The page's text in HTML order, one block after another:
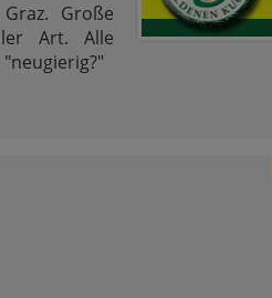
Große
Art. Alle